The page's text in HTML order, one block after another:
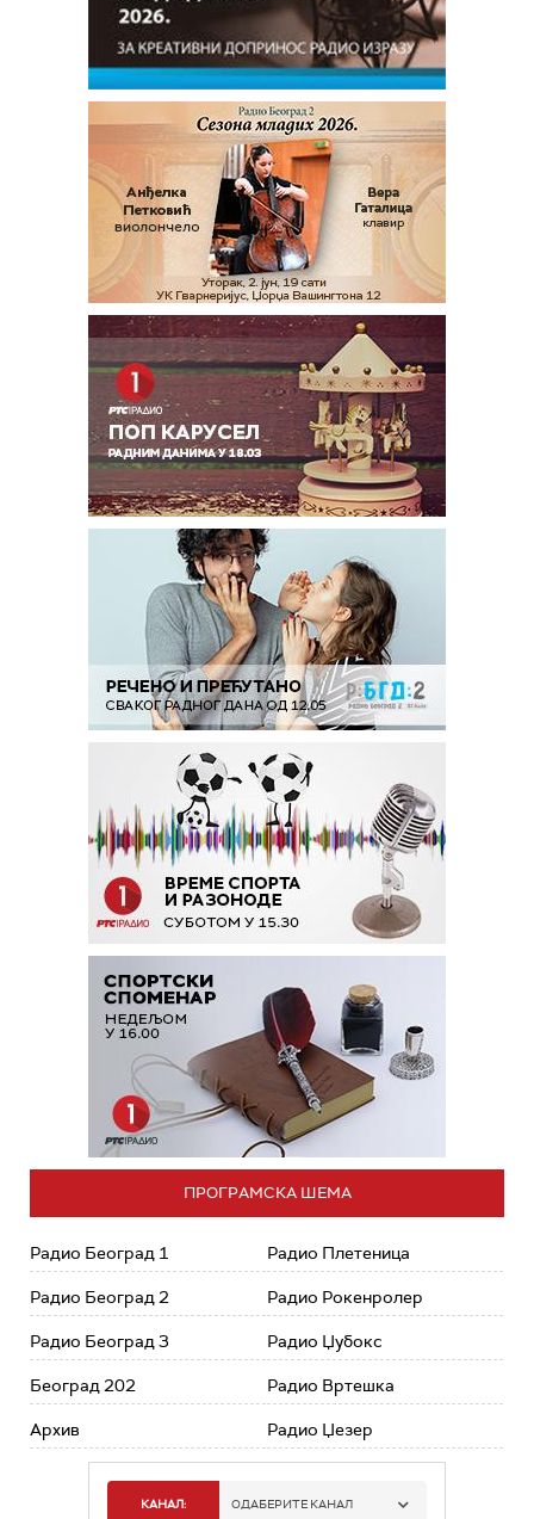
ПРОГРАМСКА ШЕМА
Радио Београд 1
Радио Београд 2
Радио Београд 3
Београд 202
Архив
Радио Плетеница
Радио Рокенролер
Радио Џубокс
Радио Вртешка
Радио Џезер
КАНАЛ: ОДАБЕРИТЕ КАНАЛ